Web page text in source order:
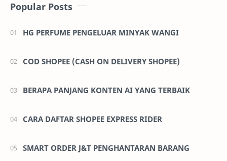
Popular Posts
HG PERFUME PENGELUAR MINYAK WANGI
COD SHOPEE (CASH ON DELIVERY SHOPEE)
BERAPA PANJANG KONTEN AI YANG TERBAIK
CARA DAFTAR SHOPEE EXPRESS RIDER
SMART ORDER J&T PENGHANTARAN BARANG